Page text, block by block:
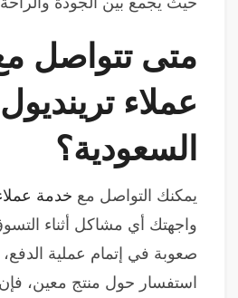
متى تتواصل
عملاء ترينديول
السعودية؟
يمكنك التواصل مع خدمة
واجهتك أي مشاكل أثناء
صعوبة في إتمام عملية الدفع،
استفسار حول منتج معين،